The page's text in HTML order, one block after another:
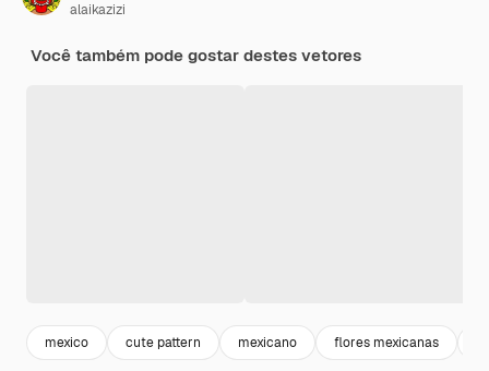
alaikazizi
Você também pode gostar destes vetores
mexico cute pattern mexicano flores mexicanas